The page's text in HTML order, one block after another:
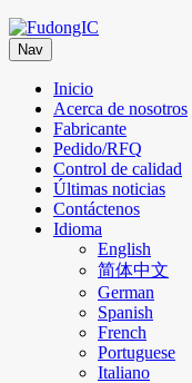
Nav
Inicio
Acerca de nosotros
Fabricante
Pedido/RFQ
Control de calidad
Últimas noticias
Contáctenos
Idioma
English
简体中文
German
Spanish
French
Portuguese
Italiano